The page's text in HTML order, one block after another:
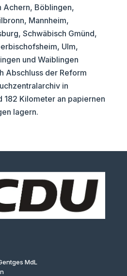
Achern, Böblingen,
Mannheim,
Schwäbisch Gmünd,
Ulm,
und Waiblingen
Abschluss der Reform
in
182 Kilometer an papiernen
lagern.
MdL